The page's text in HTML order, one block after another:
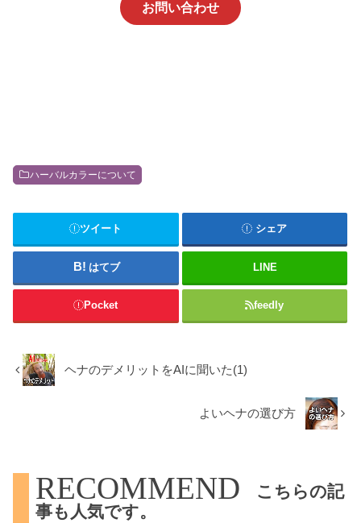
で速乾させた場合は、紫発色になりま
す。インディゴが藍色、青色に発色する
お問い合わせ
ハーバルカラーについて
ツイート シェア
はてブ LINE
Pocket feedly
ヘナのデメリットをAIに聞いた(1)
よいヘナの選び方
RECOMMEND
こちらの記
事も人気です。